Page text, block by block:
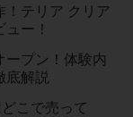
！テリア クリア
ー！
ープン！体験内
底解説
こで売って